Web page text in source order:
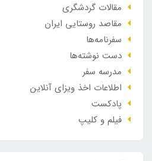
مقالات گردشگری
مقاصد روستایی ایران
سفرنامه‌ها
دست نوشته‌ها
مدرسه سفر
اطلاعات اخذ ویزای آنلاین
پادکست
فیلم و کلیپ